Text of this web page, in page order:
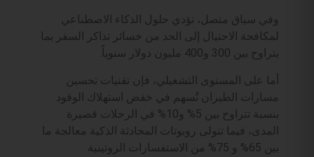
وفي سياق متصل، تؤدي حلول الذكاء الاصطناعي
لمكافحة الاحتيال إلى الحد من خسائر تذاكر السفر بما
يتراوح بين 300 و400 مليون دولار سنوياً.
أما على المستوى التشغيلي، فإن تقنيات تحسين
مسارات الطيران تُسهم في خفض استهلاك الوقود
بنسبة تتراوح بين 5% و10% في الرحلات قصيرة
المدى، فيما تتولى روبوتات المحادثة الذكية معالجة ما
بين 65% و 75% من الاستفسارات الروتينية